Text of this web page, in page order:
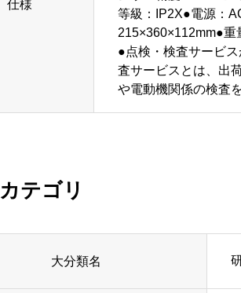
仕様
等級：IP2X●電源：
215×360×112mm●重
●点検・検査サービ
査サービスとは、出
や電動機関係の検査
テゴリ
大分類名